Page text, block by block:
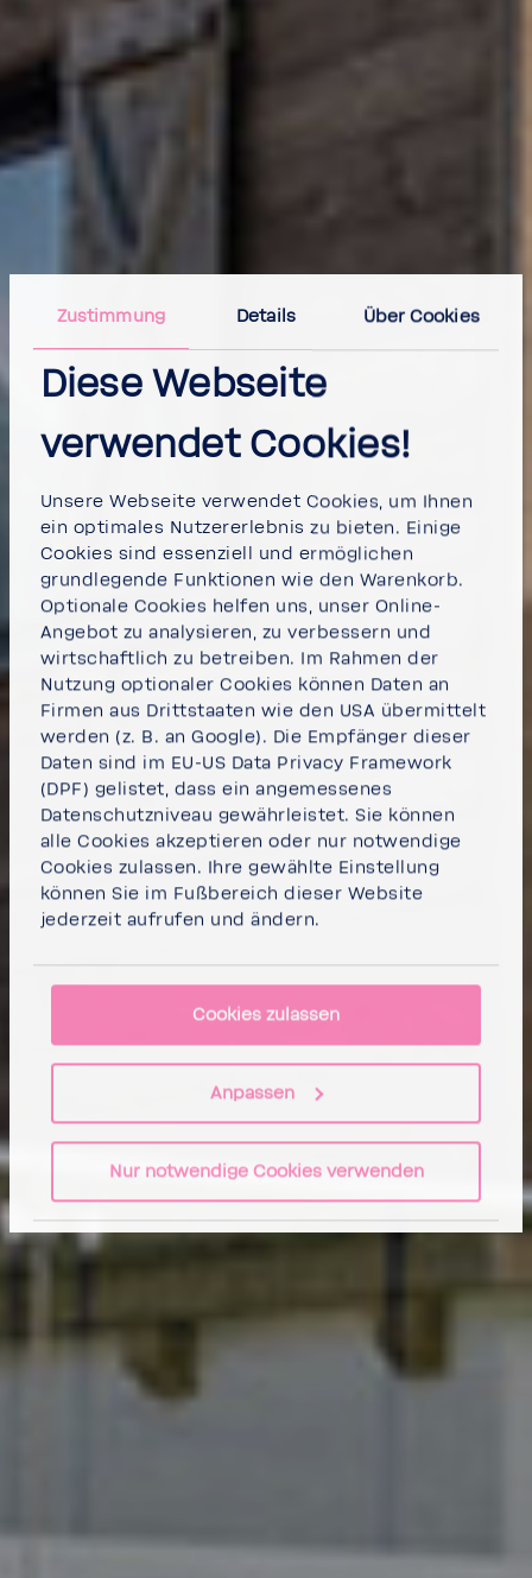
Zustimmung Details Über Cookies
Diese Webseite
verwendet Cookies!
Unsere Webseite verwendet Cookies, um Ihnen
ein optimales Nutzererlebnis zu bieten. Einige
Cookies sind essenziell und ermöglichen
grundlegende Funktionen wie den Warenkorb.
Optionale Cookies helfen uns, unser Online-
Angebot zu analysieren, zu verbessern und
wirtschaftlich zu betreiben. Im Rahmen der
Nutzung optionaler Cookies können Daten an
Firmen aus Drittstaaten wie den USA übermittelt
werden (z. B. an Google). Die Empfänger dieser
Daten sind im EU-US Data Privacy Framework
(DPF) gelistet, dass ein angemessenes
Datenschutzniveau gewährleistet. Sie können
alle Cookies akzeptieren oder nur notwendige
Cookies zulassen. Ihre gewählte Einstellung
können Sie im Fußbereich dieser Website
jederzeit aufrufen und ändern.
Cookies zulassen
Anpassen
Nur notwendige Cookies verwenden